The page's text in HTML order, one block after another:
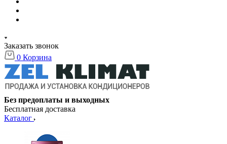
Заказать звонок
0 Корзина
Без предоплаты и выходных
Бесплатная доставка
Каталог